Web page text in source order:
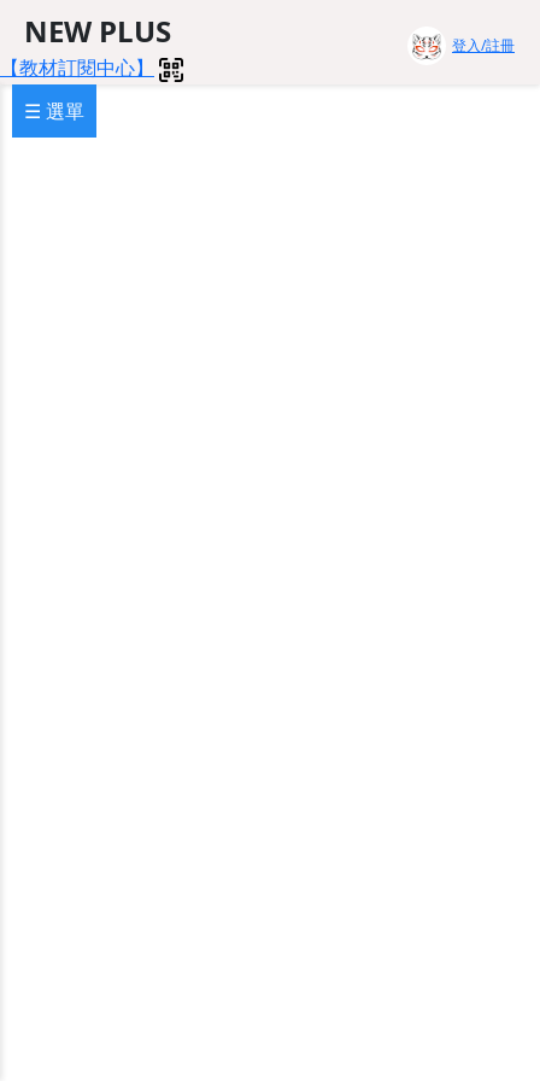
NEW PLUS
【教材訂閱中心】
登入/註冊
☰ 選單